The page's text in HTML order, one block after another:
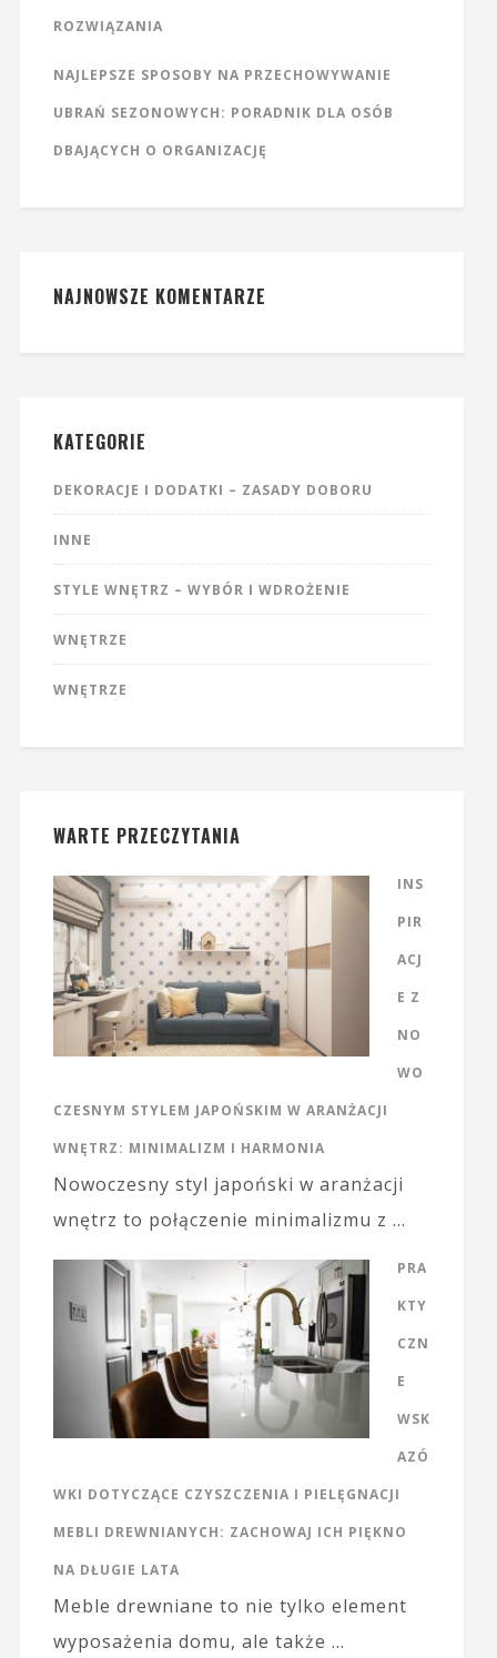
ROZWIĄZANIA
NAJLEPSZE SPOSOBY NA PRZECHOWYWANIE
UBRAŃ SEZONOWYCH: PORADNIK DLA OSÓB
DBAJĄCYCH O ORGANIZACJĘ
NAJNOWSZE KOMENTARZE
KATEGORIE
DEKORACJE I DODATKI – ZASADY DOBORU
INNE
STYLE WNĘTRZ – WYBÓR I WDROŻENIE
WNĘTRZE
WNĘTRZE
WARTE PRZECZYTANIA
INS
PIR
ACJ
E Z
NO
WO
CZESNYM STYLEM JAPOŃSKIM W ARANŻACJI
WNĘTRZ: MINIMALIZM I HARMONIA
Nowoczesny styl japoński w aranżacji
wnętrz to połączenie minimalizmu z …
PRA
KTY
CZN
E
WSK
AZÓ
WKI DOTYCZĄCE CZYSZCZENIA I PIELĘGNACJI
MEBLI DREWNIANYCH: ZACHOWAJ ICH PIĘKNO
NA DŁUGIE LATA
Meble drewniane to nie tylko element
wyposażenia domu, ale także …